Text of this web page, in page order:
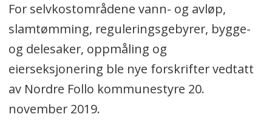
For selvkostområdene vann- og avløp,
slamtømming, reguleringsgebyrer, bygge-
og delesaker, oppmåling og
eierseksjonering ble nye forskrifter vedtatt
av Nordre Follo kommunestyre 20.
november 2019.